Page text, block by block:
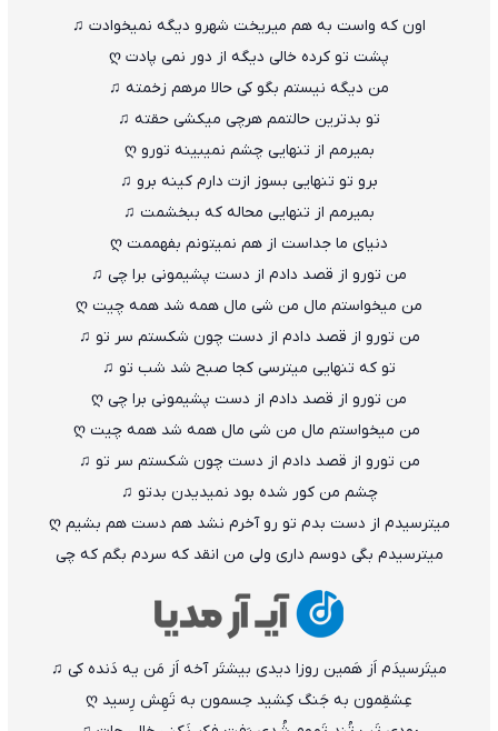
اون که واست به هم میریخت شهرو دیگه نمیخوادت ♫
پشت تو کرده خالی دیگه از دور نمی پادت ღ
من دیگه نیستم بگو کی حالا مرهم زخمته ♫
تو بدترین حالتمم هرچی میکشی حقته ♫
بمیرمم از تنهایی چشم نمیبینه تورو ღ
برو تو تنهایی بسوز ازت دارم کینه برو ♫
‏بمیرمم از تنهایی محاله که ببخشمت ♫
دنیای ما جداست از هم نمیتونم بفهممت ღ
من تورو از قصد دادم از دست پشیمونی برا چی ♫
‏من میخواستم مال من شی مال همه شد همه چیت ღ
من تورو از قصد دادم از دست چون شکستم سر تو ♫
تو که تنهایی میترسی کجا صبح شد شب تو ♫
من تورو از قصد دادم از دست پشیمونی برا چی ღ
‏ من میخواستم مال من شی مال همه شد همه چیت ღ
من تورو از قصد دادم از دست چون شکستم سر تو ♫
چشم من کور شده بود نمیدیدن بدتو ♫
میترسیدم از دست بدم تو رو آخرم نشد هم دست هم بشیم ღ
میترسیدم بگی دوسم داری ولی من انقد که سردم بگم که چی
میتَرسیدَم اَز هَمین روزا دیدی بیشتَر آخه اَز مَن یه دَنده کی ♫
عِشقِمون به جَنگ کِشید حِسمون به تَهِش رِسید ღ